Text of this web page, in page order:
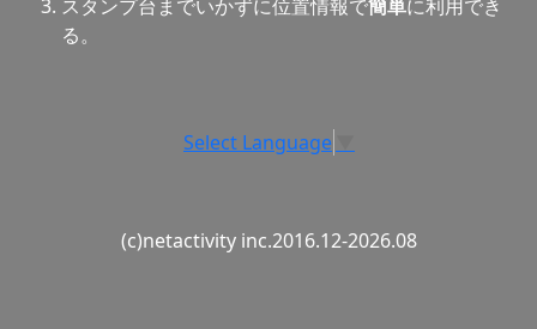
スタンプ台までいかずに位置情報で簡単に利用でき
る。
Select Language
(c)netactivity inc.2016.12-2026.08